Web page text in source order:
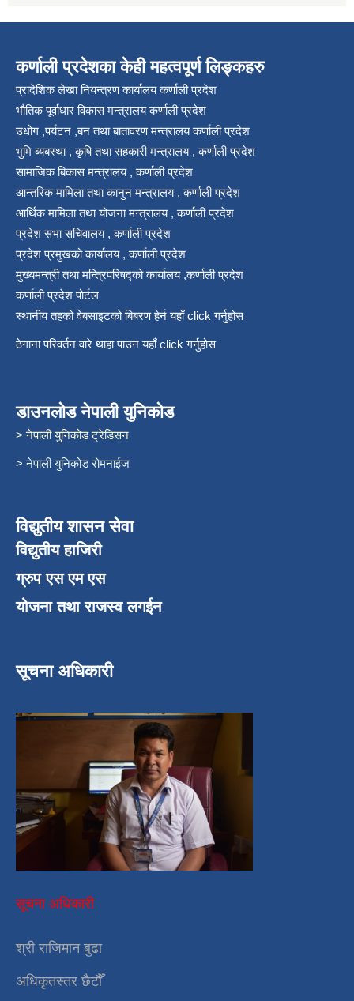
कर्णाली प्रदेशका केही महत्वपूर्ण लिङ्कहरु
प्रादेशिक लेखा नियन्त्रण कार्यालय कर्णाली प्रदेश
भौतिक पूर्वाधार विकास मन्त्रालय कर्णाली प्रदेश
उधोग ,पर्यटन ,बन तथा बातावरण मन्त्रालय कर्णाली प्रदेश
भुमि ब्यबस्था , कृषि तथा सहकारी मन्त्रालय , कर्णाली प्रदेश
सामाजिक बिकास मन्त्रालय , कर्णाली प्रदेश
आन्तरिक मामिला तथा कानुन मन्त्रालय , कर्णाली प्रदेश
आर्थिक मामिला तथा योजना मन्त्रालय , कर्णाली प्रदेश
प्रदेश सभा सचिवालय , कर्णाली प्रदेश
प्रदेश प्रमुखको कार्यालय , कर्णाली प्रदेश
मुख्यमन्त्री तथा मन्त्रिपरिषद्को कार्यालय ,कर्णाली प्रदेश
कर्णाली प्रदेश पोर्टल
स्थानीय तहको वेबसाइटको बिबरण हेर्न यहाँ click गर्नुहोस
ठेगाना परिवर्तन वारे थाहा पाउन यहाँ click गर्नुहोस
डाउनलोड नेपाली युनिकोड
> नेपाली युनिकोड ट्रेडिसन
> नेपाली युनिकोड रोमनाईज
विद्युतीय शासन सेवा
विद्युतीय हाजिरी
ग्रुप एस एम एस
योजना तथा राजस्व लगईन
सूचना अधिकारी
सूचना अधिकारी
श्री राजिमान बुढा
अधिकृतस्तर छैटौँ